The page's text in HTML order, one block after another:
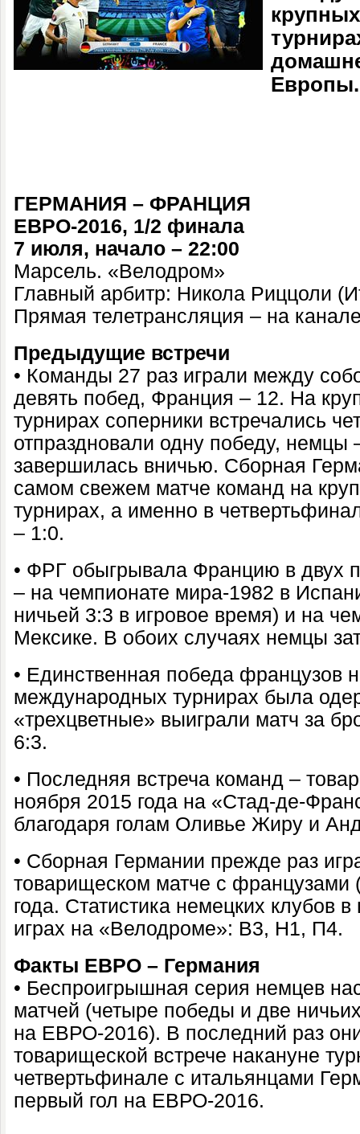
Европы.
ГЕРМАНИЯ – ФРАНЦИЯ
ЕВРО-2016, 1/2 финала
7 июля, начало – 22:00
Марсель. «Велодром»
Главный арбитр: Никола Риццоли
Прямая телетрансляция – на
Предыдущие встречи
• Команды 27 раз играли между
девять побед, Франция – 12. На
турнирах соперники встречались
отпраздновали одну победу, немцы
завершилась вничью. Сборная
самом свежем матче команд на
турнирах, а именно в
– 1:0.
• ФРГ обыгрывала Францию в двух
– на чемпионате мира-1982 в
ничьей 3:3 в игровое время) и на
Мексике. В обоих случаях немцы
• Единственная победа французов
международных турнирах была
«трехцветные» выиграли матч за
6:3.
• Последняя встреча команд –
ноября 2015 года на «Стад-де-
благодаря голам Оливье Жиру и
• Сборная Германии прежде раз
товарищеском матче с французами
года. Статистика немецких клубов
играх на «Велодроме»: В3, Н1, П4.
Факты ЕВРО – Германия
• Беспроигрышная серия немцев
матчей (четыре победы и две
на ЕВРО-2016). В последний раз
товарищеской встрече накануне
четвертьфинале с итальянцами
первый гол на ЕВРО-2016.